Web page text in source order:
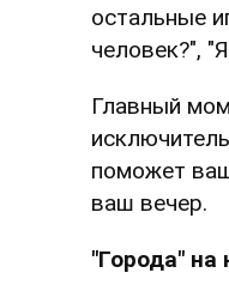
остальные
человек?",
Главный
поможет
ваш вечер.
"Города"